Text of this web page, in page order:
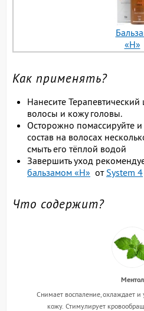
«H»
Как применять?
Нанесите
волосы и кожу головы.
Осторожно помассируйте
состав на волосах
смыть его тёплой водой
Завершить уход
бальзамом «H» от System 4
Что содержит?
Ментол
Снимает воспаление, охлаждает
кожу. Стимулирует